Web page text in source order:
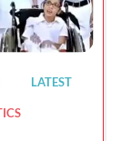
LATEST